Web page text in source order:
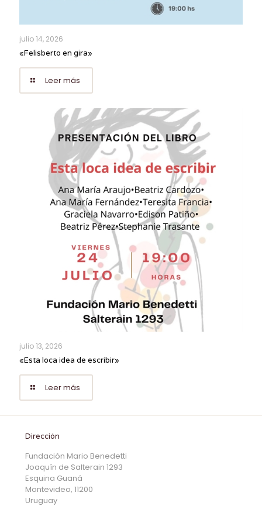
julio 14, 2026
«Felisberto en gira»
Leer más
julio 13, 2026
«Esta loca idea de escribir»
Leer más
Dirección
Fundación Mario Benedetti
Joaquín de Salterain 1293
Esquina Guaná
Montevideo, 11200
Uruguay